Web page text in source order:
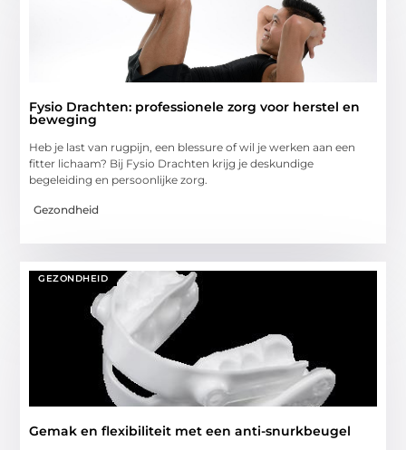
Fysio Drachten: professionele zorg voor herstel en
beweging
Heb je last van rugpijn, een blessure of wil je werken aan een
fitter lichaam? Bij Fysio Drachten krijg je deskundige
begeleiding en persoonlijke zorg.
Gezondheid
GEZONDHEID
Gemak en flexibiliteit met een anti-snurkbeugel